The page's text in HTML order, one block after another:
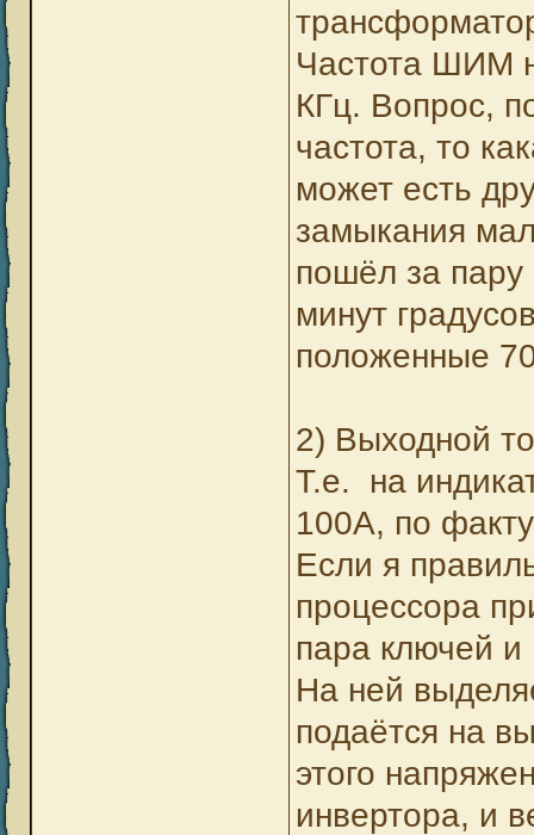
Частота ШИМ
КГц. Вопрос,
частота, то
может есть
замыкания
пошёл за пару
минут
положенные
2) Выходной
Т.е. на
100А, по
Если я
процессора
пара ключей и
На ней
подаётся на
этого
инвертора, и